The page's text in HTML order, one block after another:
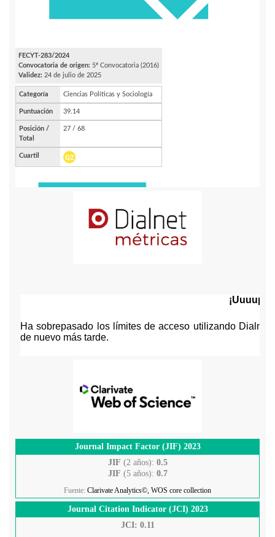
Journal Impact Factor (JIF) 2023
JIF (2 años): 0.5
JIF (5 años): 0.7
Fuente: Clarivate Analytics©, WOS core collection
Journal Citation Indicator (JCI) 2023
JCI: 0.11